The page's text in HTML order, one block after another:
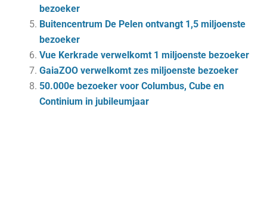
bezoeker
Buitencentrum De Pelen ontvangt 1,5 miljoenste
bezoeker
Vue Kerkrade verwelkomt 1 miljoenste bezoeker
GaiaZOO verwelkomt zes miljoenste bezoeker
50.000e bezoeker voor Columbus, Cube en
Continium in jubileumjaar